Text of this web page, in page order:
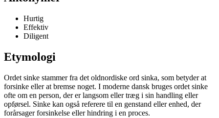
Hurtig
Effektiv
Diligent
Etymologi
Ordet sinke stammer fra det oldnordiske ord sinka, som betyder at
forsinke eller at bremse noget. I moderne dansk bruges ordet sinke
ofte om en person, der er langsom eller træg i sin handling eller
opførsel. Sinke kan også referere til en genstand eller enhed, der
forårsager forsinkelse eller hindring i en proces.